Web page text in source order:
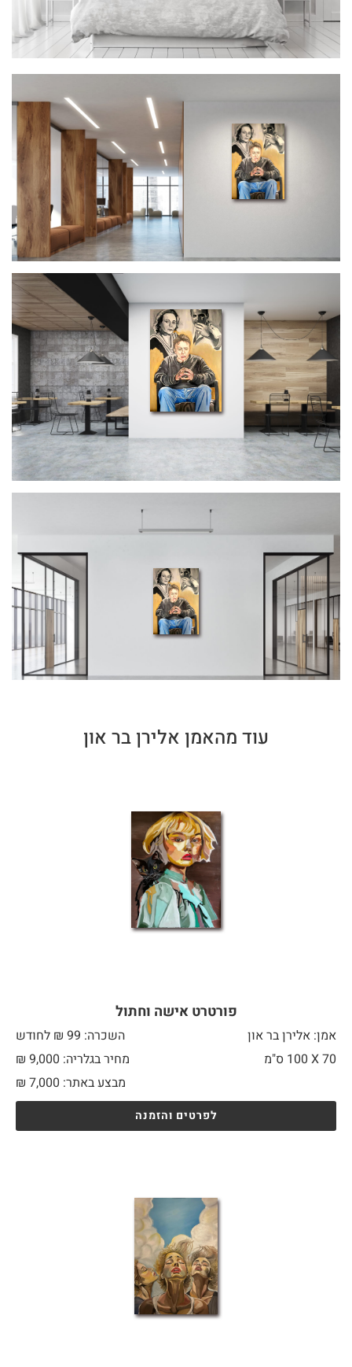
עוד מהאמן אלירן בר און
פורטרט אישה וחתול
אמן: אלירן בר און
השכרה: 99 ₪ לחודש
70 X
מחיר בגלריה: 9,000 ₪
מבצע באתר:
₪ 7,000
לפרטים והזמנה